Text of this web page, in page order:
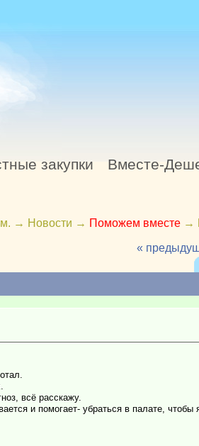
закупки Вместе-
→ Новости → Поможем вместе →
«
всё расскажу.
и помогает- убраться в палате,